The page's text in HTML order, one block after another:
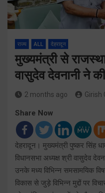
राज्य ALL देहरादून
मुख्यमंत्री से
वासुदेव देवनानी ने
2 months ago Girish
Share Now
देहरादून। मुख्यमंत्री पुष्कर सिंह
विधानसभा अध्यक्ष श्री वासुदेव
उनके मध्य विभिन्न समसामयिक
विकास से जुड़े विभिन्न मुद्दों पर